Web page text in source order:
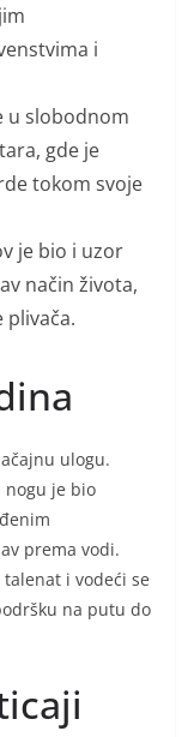
i
u slobodnom
gde je
tokom svoje
je bio i uzor
način života,
plivača.
ulogu.
nogu je bio
prema vodi.
i vodeći se
na putu do